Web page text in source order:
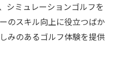
シミュレーションゴルフを
のスキル向上に役立つばか
みのあるゴルフ体験を提供